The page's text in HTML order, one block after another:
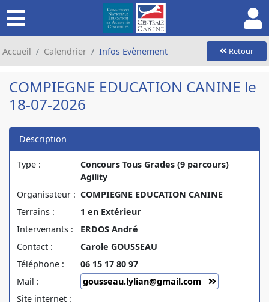
Accueil Calendrier Infos Evènement Retour
COMPIEGNE EDUCATION CANINE le
18-07-2026
Description
Type :
Concours Tous Grades (9 parcours)
Agility
Organisateur : COMPIEGNE EDUCATION CANINE
Terrains :
1 en Extérieur
Intervenants :
ERDOS André
Contact :
Carole GOUSSEAU
Téléphone :
06 15 17 80 97
Mail :
gousseau.lylian@gmail.com
Site internet :